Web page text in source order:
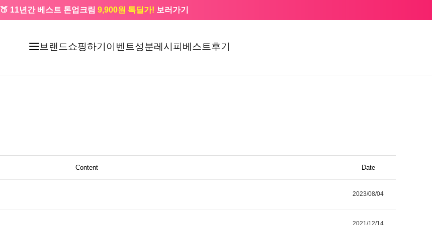
🍑 11년간 베스트 톤업크림 9,900원 톡딜가! 보러가기
브랜드쇼핑하기이벤트성분레시피베스트후기
Content Date
2023/08/04
2021/12/14